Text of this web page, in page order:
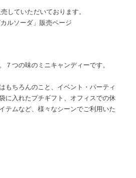
していただいております。
ルソーダ」販売ページ
７つの味のミニキャンディーです。
もちろんのこと、イベント・パーティ
に入れたプチギフト、オフィスでの休
テムなど、様々なシーンでご利用いた